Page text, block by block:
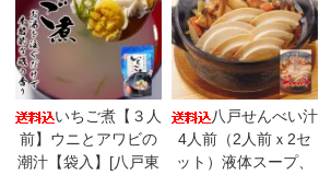
いちご煮【３人
前】ウニとアワビの
潮汁【袋入】[八戸東
八戸せんべい汁
4人前（2人前ｘ2セ
ット）液体スープ、